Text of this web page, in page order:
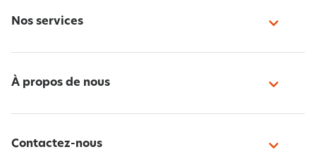
Nos services
À propos de nous
Contactez-nous